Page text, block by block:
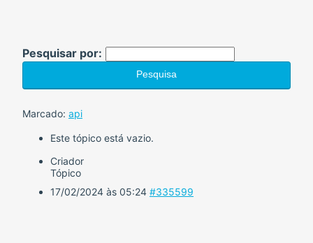
Pesquisar por:
Marcado: api
Este tópico está vazio.
Criador
Tópico
17/02/2024 às 05:24 #335599